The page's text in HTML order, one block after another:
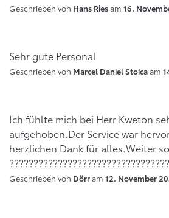
Geschrieben von Hans Riesam 16.
Sehr gute Personal
Geschrieben von Marcel Daniel Stoicaam
Ich fühlte mich bei Herr Kweton
aufgehoben.Der Service war
herzlichen Dank für alles.Weiter so
Geschrieben von Dörram 12. November